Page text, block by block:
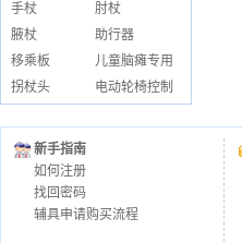
手杖
肘杖
腋杖
助行器
移乘板
儿童脑瘫专用
拐杖头
电动轮椅控制
新手指南
如何注册
找回密码
辅具申请购买流程